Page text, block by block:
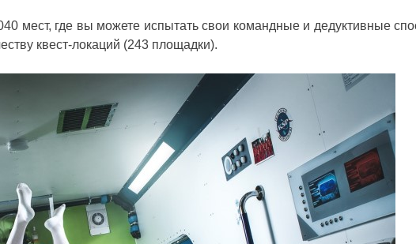
мест, где вы можете испытать свои командные и дедуктивные
квест-локаций (243 площадки).